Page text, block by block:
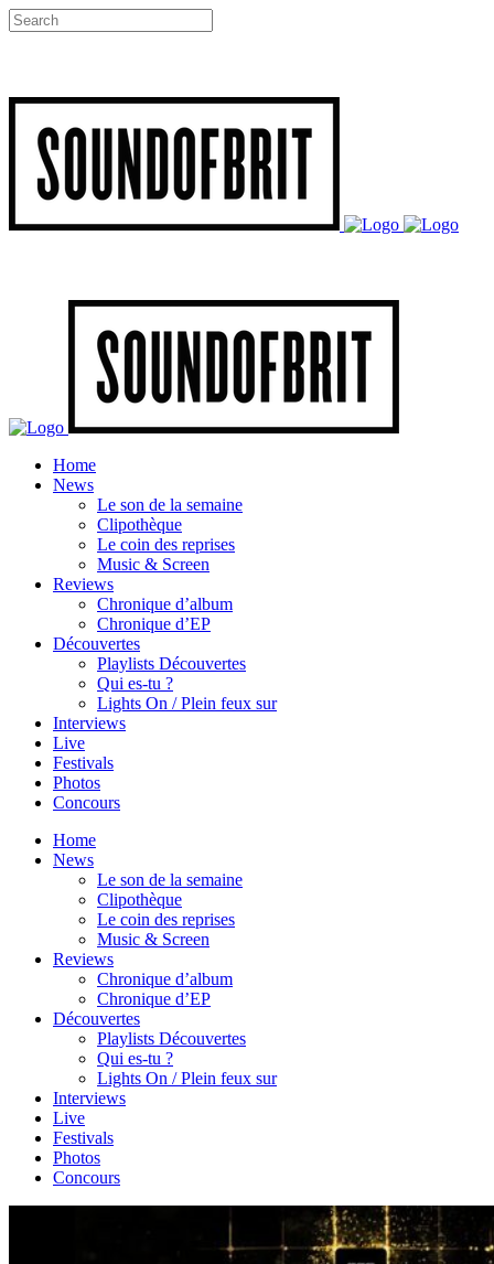
Home
News
Le son de la semaine
Clipothèque
Le coin des reprises
Music & Screen
Reviews
Chronique d’album
Chronique d’EP
Découvertes
Playlists Découvertes
Qui es-tu ?
Lights On / Plein feux sur
Interviews
Live
Festivals
Photos
Concours
Home
News
Le son de la semaine
Clipothèque
Le coin des reprises
Music & Screen
Reviews
Chronique d’album
Chronique d’EP
Découvertes
Playlists Découvertes
Qui es-tu ?
Lights On / Plein feux sur
Interviews
Live
Festivals
Photos
Concours